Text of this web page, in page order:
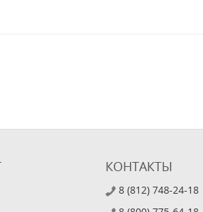
КОНТАКТЫ
8 (812) 748-24-18